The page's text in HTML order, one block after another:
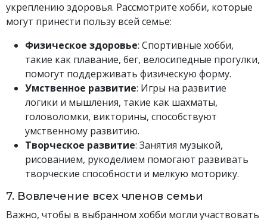
укреплению здоровья. Рассмотрите хобби, которые
могут принести пользу всей семье:
Физическое здоровье: Спортивные хобби,
такие как плавание, бег, велосипедные прогулки,
помогут поддерживать физическую форму.
Умственное развитие: Игры на развитие
логики и мышления, такие как шахматы,
головоломки, викторины, способствуют
умственному развитию.
Творческое развитие: Занятия музыкой,
рисованием, рукоделием помогают развивать
творческие способности и мелкую моторику.
7. Вовлечение всех членов семьи
Важно, чтобы в выбранном хобби могли участвовать